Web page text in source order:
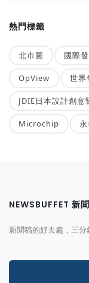
熱門標籤
北市圖 國際
OpView 世界
JDIE日本設計創意
Microchip
NEWSBUFFET 新
新聞稿的好去處，三分